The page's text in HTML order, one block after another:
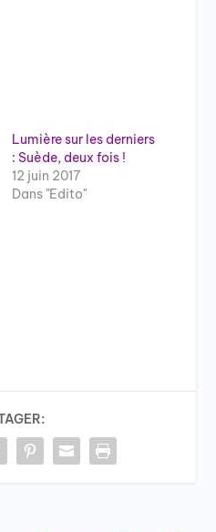
Lumière sur les derniers
: Suède, deux fois !
12 juin 2017
Dans "Edito"